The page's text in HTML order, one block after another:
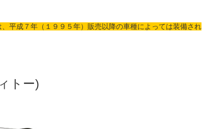
平成７年（１９９５年）販売以降の車種によっては装備され
トー)